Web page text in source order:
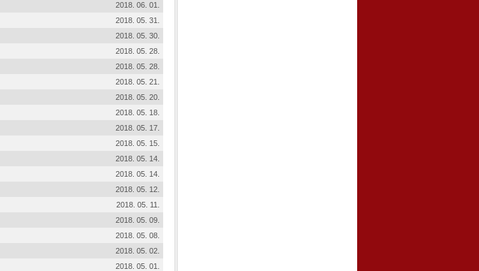
2018. 06. 01.
2018. 05. 31.
2018. 05. 30.
2018. 05. 28.
2018. 05. 28.
2018. 05. 21.
2018. 05. 20.
2018. 05. 18.
2018. 05. 17.
2018. 05. 15.
2018. 05. 14.
2018. 05. 14.
2018. 05. 12.
2018. 05. 11.
2018. 05. 09.
2018. 05. 08.
2018. 05. 02.
2018. 05. 01.